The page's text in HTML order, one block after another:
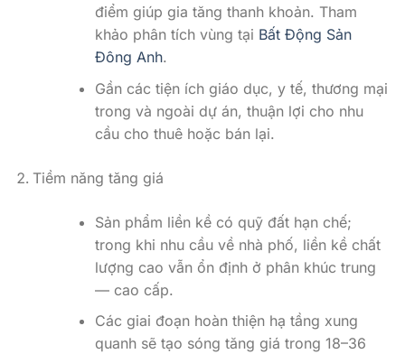
điểm giúp gia tăng thanh khoản. Tham
khảo phân tích vùng tại Bất Động Sản
Đông Anh.
Gần các tiện ích giáo dục, y tế, thương mại
trong và ngoài dự án, thuận lợi cho nhu
cầu cho thuê hoặc bán lại.
Tiềm năng tăng giá
Sản phẩm liền kề có quỹ đất hạn chế;
trong khi nhu cầu về nhà phố, liền kề chất
lượng cao vẫn ổn định ở phân khúc trung
— cao cấp.
Các giai đoạn hoàn thiện hạ tầng xung
quanh sẽ tạo sóng tăng giá trong 18–36